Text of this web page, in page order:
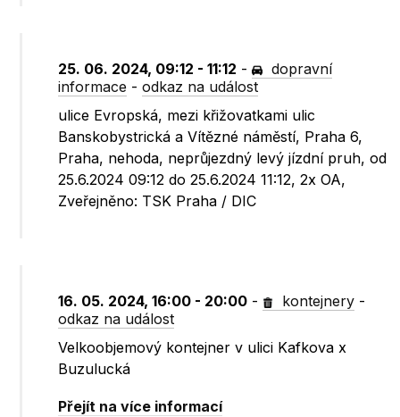
25. 06. 2024, 09:12 - 11:12 -
dopravní
informace -odkaz na událost
ulice Evropská, mezi křižovatkami ulic
Banskobystrická a Vítězné náměstí, Praha 6,
Praha, nehoda, neprůjezdný levý jízdní pruh, od
25.6.2024 09:12 do 25.6.2024 11:12, 2x OA,
Zveřejněno: TSK Praha / DIC
16. 05. 2024, 16:00 - 20:00 - kontejnery -
odkaz na událost
Velkoobjemový kontejner v ulici Kafkova x
Buzulucká
Přejít na více informací